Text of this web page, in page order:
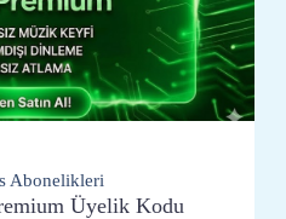
Abonelikleri
Üyelik Kodu